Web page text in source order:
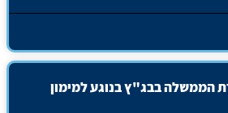
הממשלה בבג"ץ בנוגע למימון